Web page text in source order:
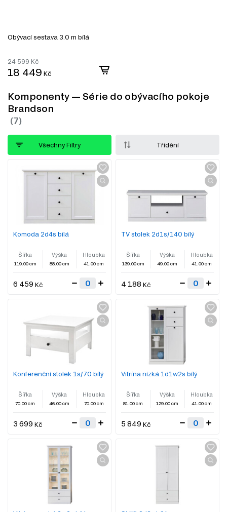
Obývací sestava 3.0 m bílá
24 599 Kč
18 449 Kč
Komponenty — Série do obývacího pokoje
Brandson
Všechny Filtry Třídění
Komoda 2d4s bílá
Šířka
119.00 cm
Výška
88.00 cm
Hloubka
41.00 cm
6 459 Kč
TV stolek 2d1s/140 bílý
Šířka
139.00 cm
Výška
49.00 cm
Hloubka
41.00 cm
4 188 Kč
Konferenční stolek 1s/70 bílý
Šířka
70.00 cm
Výška
46.00 cm
Hloubka
70.00 cm
3 699 Kč
Vitrína nízká 1d1w2s bílý
Šířka
81.00 cm
Výška
129.00 cm
Hloubka
41.00 cm
5 849 Kč